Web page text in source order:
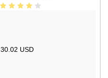
30.02 USD